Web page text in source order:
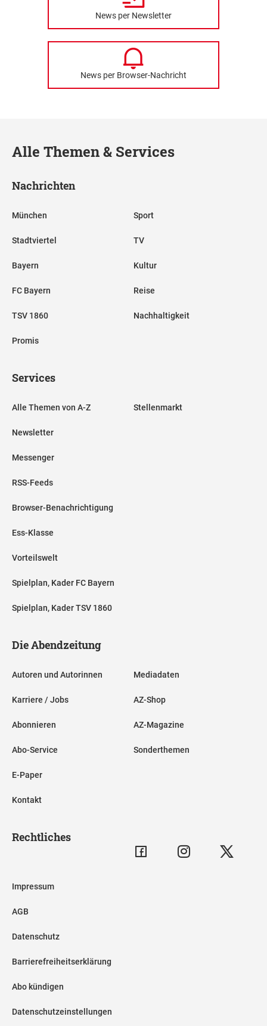
News per Newsletter
News per Browser-Nachricht
Alle Themen & Services
Nachrichten
München
Stadtviertel
Bayern
FC Bayern
TSV 1860
Promis
Sport
TV
Kultur
Reise
Nachhaltigkeit
Services
Alle Themen von A-Z
Newsletter
Messenger
RSS-Feeds
Browser-Benachrichtigung
Ess-Klasse
Vorteilswelt
Spielplan, Kader FC Bayern
Spielplan, Kader TSV 1860
Stellenmarkt
Die Abendzeitung
Autoren und Autorinnen
Karriere / Jobs
Abonnieren
Abo-Service
E-Paper
Kontakt
Mediadaten
AZ-Shop
AZ-Magazine
Sonderthemen
Rechtliches
Impressum
AGB
Datenschutz
Barrierefreiheitserklärung
Abo kündigen
Datenschutzeinstellungen